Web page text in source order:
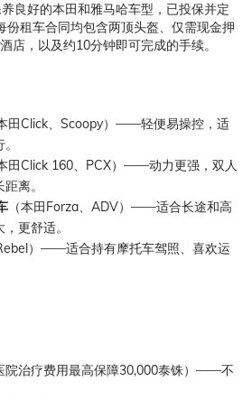
养良好的本田和雅马哈车型，已投保并定
份租车合同均包含两顶头盔、仅需现金押
店，以及约10分钟即可完成的手续。
本田Click、Scoopy）——轻便易操控，适
本田Click 160、PCX）——动力更强，双人
离。
（本田Forza、ADV）——适合长途和高
更舒适。
）——适合持有摩托车驾照、喜欢运
院治疗费用最高保障30,000泰铢）——不